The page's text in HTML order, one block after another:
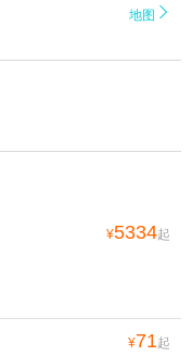
地图 
¥5334起
¥71起